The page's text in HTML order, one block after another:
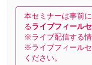
本会議では、社労士領
種における先進的な事
ニアリング」「データ
スキルと、AI時代に輝
ズ提案」「信頼関係構
大化する方法を探ります
本セミナーは事前
るライブフィール
※ライブ配信する情
※ライブフィール
ください。